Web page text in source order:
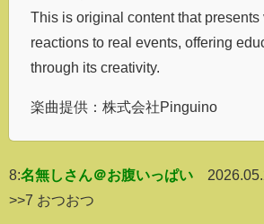
This is original content that presents
reactions to real events, offering
through its creativity.
楽曲提供：株式会社Pinguino
8:名無しさん＠お腹いっぱい
>>7 おつおつ